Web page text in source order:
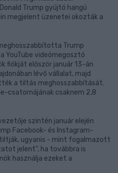
Trump gyújtó hangú
megjelent üzenetei okozták a
Trump
YouTube videómegosztó
fiókját először január 13-án
lévő vállalat, majd
a tiltás meghosszabbítását.
csatornájának csaknem 2,8
szintén január elején
Facebook- és Instagram-
ugyanis - mint fogalmazott
jelent", ha továbbra is
használja ezeket a